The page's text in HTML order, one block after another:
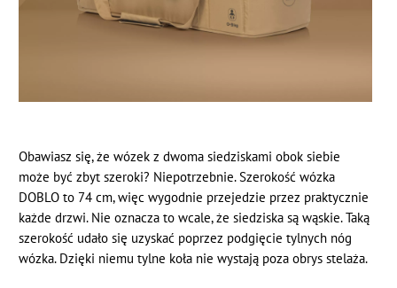
Obawiasz się, że wózek z dwoma siedziskami obok siebie
może być zbyt szeroki? Niepotrzebnie. Szerokość wózka
DOBLO to 74 cm, więc wygodnie przejedzie przez praktycznie
każde drzwi. Nie oznacza to wcale, że siedziska są wąskie. Taką
szerokość udało się uzyskać poprzez podgięcie tylnych nóg
wózka. Dzięki niemu tylne koła nie wystają poza obrys stelaża.